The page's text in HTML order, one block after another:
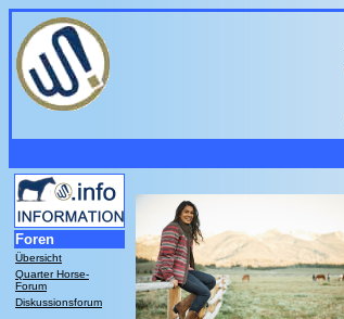
Foren
Übersicht
Quarter Horse-
Forum
Diskussionsforum